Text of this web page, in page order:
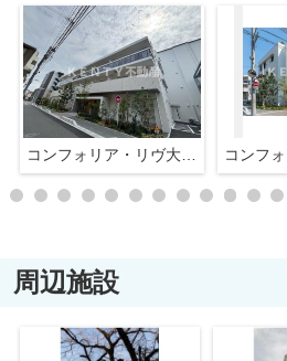
コンフォリア・リヴ大森西
周辺施設